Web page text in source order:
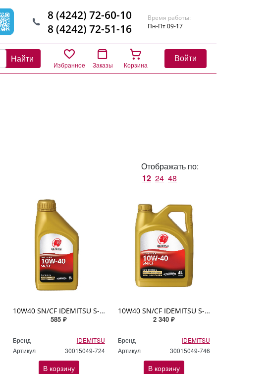
8 (4242) 72-60-10
8 (4242) 72-51-16
Время работы:
Пн-Пт 09-17
Найти
Избранное Заказы Корзина
Войти
Отображать по:
12 24 48
10W40 SN/CF IDEMITSU S-S 1л п/синтетическое
585 ₽
Бренд
IDEMITSU
Артикул
30015049-724
В корзину
10W40 SN/CF IDEMITSU S-S 4л п/синтетическое
2 340 ₽
Бренд
IDEMITSU
Артикул
30015049-746
В корзину